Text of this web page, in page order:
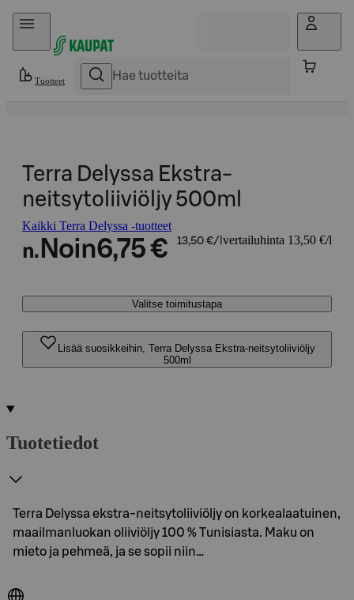
Hyppää sisältöön
Tuotteet
Terra Delyssa Ekstra-
neitsytoliiviöljy 500ml
Kaikki Terra Delyssa -tuotteet
n. Noin6,75 € 13,50 €/l vertailuhinta 13,50 €/l
Valitse toimitustapa
Lisää suosikkeihin, Terra Delyssa Ekstra-neitsytoliiviöljy
500ml
Tuotetiedot
Terra Delyssa ekstra-neitsytoliiviöljy on korkealaatuinen,
maailmanluokan oliiviöljy 100 % Tunisiasta. Maku on
mieto ja pehmeä, ja se sopii niin…